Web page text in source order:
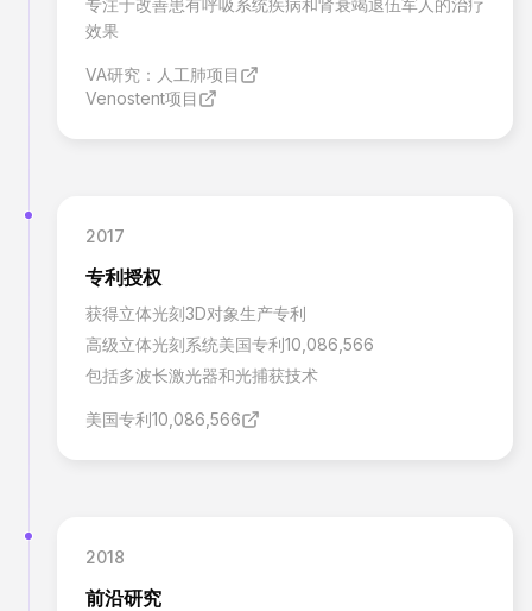
专注于改善患有呼吸系统疾病和肾衰竭退伍军人的治疗
效果
VA研究：人工肺项目
Venostent项目
2017
专利授权
获得立体光刻3D对象生产专利
高级立体光刻系统美国专利10,086,566
包括多波长激光器和光捕获技术
美国专利10,086,566
2018
前沿研究